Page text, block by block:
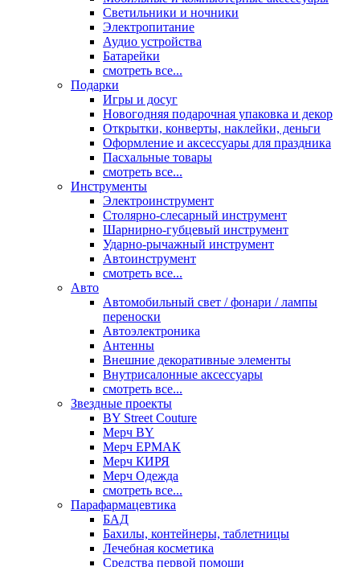
Светильники и ночники
Электропитание
Аудио устройства
Батарейки
смотреть все...
Подарки
Игры и досуг
Новогодняя подарочная упаковка и декор
Открытки, конверты, наклейки, деньги
Оформление и аксессуары для праздника
Пасхальные товары
смотреть все...
Инструменты
Электроинструмент
Столярно-слесарный инструмент
Шарнирно-губцевый инструмент
Ударно-рычажный инструмент
Автоинструмент
смотреть все...
Авто
Автомобильный свет / фонари / лампы
переноски
Автоэлектроника
Антенны
Внешние декоративные элементы
Внутрисалонные аксессуары
смотреть все...
Звездные проекты
BY Street Couture
Мерч BY
Мерч ЕРМАК
Мерч КИРЯ
Мерч Одежда
смотреть все...
Парафармацевтика
БАД
Бахилы, контейнеры, таблетницы
Лечебная косметика
Средства первой помощи